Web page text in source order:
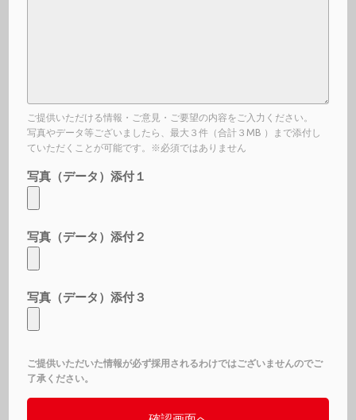
ご提供いただける情報・ご意見・ご要望の内容をご入力ください。
写真やデータ等ございましたら、最大３件（合計３MB ）まで添付し
ていただくことが可能です。※必須ではありません
写真（データ）添付１
写真（データ）添付２
写真（データ）添付３
ご提供いただいた情報が必ず採用されるわけではございませんのでご
了承ください。